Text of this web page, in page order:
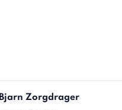
Bjarn Zorgdrager